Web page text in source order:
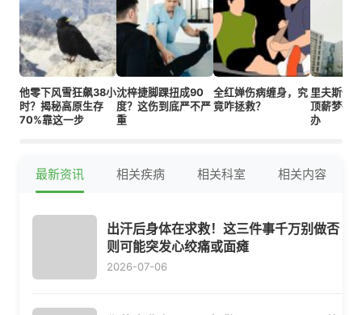
他零下风雪狂飙38小
时？揭秘高原生存
70%靠这一步
沈梓捷脚踝扭成90
度？这伤到底严不严
重
全红婵伤病缠身，究
竟咋拯救？
里夫斯伤
顶薪梦碎
办
最新资讯 相关疾病 相关科室 相关内容
出汗后身体在求救！这三件事千万别做否
则可能突发心绞痛或面瘫
2026-07-06